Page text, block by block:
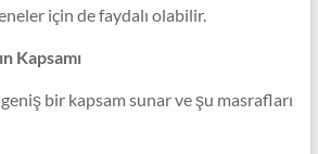
için de faydalı olabilir.
Kapsamı
geniş bir kapsam sunar ve şu masrafları